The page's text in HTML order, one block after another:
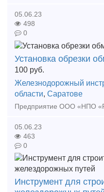
05.06.23
498
0
Установка обрезки
100 руб.
Железнодорожный
области, Саратове
05.06.23
463
0
Инструмент для